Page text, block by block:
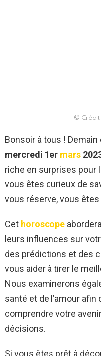
© Crédit
Bonsoir à tous !
mercredi 1er mars
riche en surprises pour
vous êtes curieux de
vous réserve, vous êtes
Cet horoscope
leurs influences sur
des prédictions et des
vous aider à tirer le
Nous examinerons
santé et de l’amour
comprendre votre
décisions.
Si vous êtes prêt à